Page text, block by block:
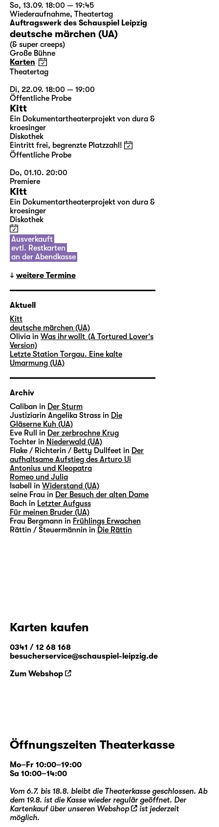
So, 13.09. 18:00 — 19:45
Wiederaufnahme, Theatertag
Auftragswerk des Schauspiel Leipzig
deutsche märchen (UA)
(& super creeps)
Große Bühne
Karten
Theatertag
Di, 22.09. 18:00 — 19:00
Öffentliche Probe
Kitt
Ein Dokumentartheaterprojekt von dura &
kroesinger
Diskothek
Eintritt frei, begrenzte Platzzahl!
Öffentliche Probe
Do, 01.10. 20:00
Premiere
Kitt
Ein Dokumentartheaterprojekt von dura &
kroesinger
Diskothek
Ausverkauft
evtl. Restkarten
an der Abendkasse
weitere Termine
Aktuell
Kitt
deutsche märchen (UA)
Olivia in Was ihr wollt (A Tortured Lover’s
Version)
Letzte Station Torgau. Eine kalte
Umarmung (UA)
Archiv
Caliban in Der Sturm
Justiziarin Angelika Strass in Die
Gläserne Kuh (UA)
Eve Rull in Der zerbrochne Krug
Tochter in Niederwald (UA)
Flake / Richterin / Betty Dullfeet in Der
aufhaltsame Aufstieg des Arturo Ui
Antonius und Kleopatra
Romeo und Julia
Isabell in Widerstand (UA)
seine Frau in Der Besuch der alten Dame
Bach in Letzter Aufguss
Für meinen Bruder (UA)
Frau Bergmann in Frühlings Erwachen
Rättin / Steuermännin in Die Rättin
Karten kaufen
0341 / 12 68 168
besucherservice@schauspiel-leipzig.de
Zum Webshop
Öffnungszeiten Theaterkasse
Mo–Fr 10:00–19:00
Sa 10:00–14:00
Vom 6.7. bis 18.8. bleibt die Theaterkasse geschlossen. Ab
dem 19.8. ist die Kasse wieder regulär geöffnet. Der
Kartenkauf über unseren Webshop
ist jederzeit
möglich.